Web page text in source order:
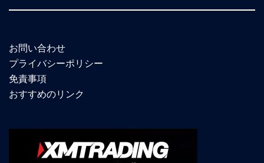
お問い合わせ
プライバシーポリシー
免責事項
おすすめのリンク